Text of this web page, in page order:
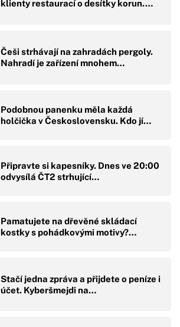
klienty restaurací o desítky korun.…
Češi strhávají na zahradách pergoly.
Nahradí je zařízení mnohem…
Podobnou panenku měla každá
holčička v Československu. Kdo jí…
Připravte si kapesníky. Dnes ve 20:00
odvysílá ČT2 strhující…
Pamatujete na dřevěné skládací
kostky s pohádkovými motivy?…
Stačí jedna zpráva a přijdete o peníze i
účet. Kyberšmejdi na…